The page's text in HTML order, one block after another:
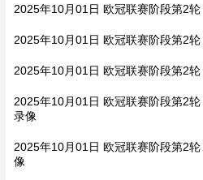
2025年10月01日 欧冠联赛阶段第2
2025年10月01日 欧冠联赛阶段第2
2025年10月01日 欧冠联赛阶段第2
2025年10月01日 欧冠联赛阶段第2
录像
2025年10月01日 欧冠联赛阶段第2
像